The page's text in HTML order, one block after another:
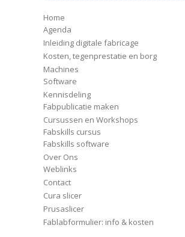
Home
Agenda
Inleiding digitale fabricage
Kosten, tegenprestatie en borg
Machines
Software
Kennisdeling
Fabpublicatie maken
Cursussen en Workshops
Fabskills cursus
Fabskills software
Over Ons
Weblinks
Contact
Cura slicer
Prusaslicer
Fablabformulier: info & kosten